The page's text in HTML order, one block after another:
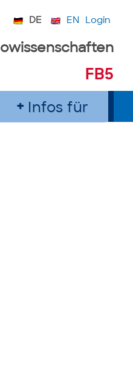
DE EN Login
FB5
Infos für